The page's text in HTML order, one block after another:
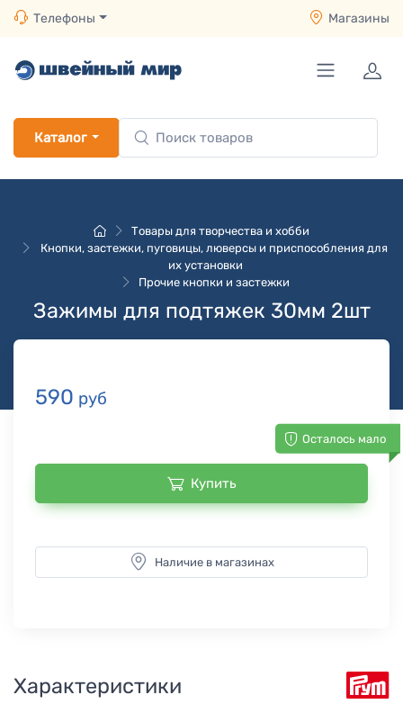
Телефоны Магазины
Каталог
Товары для творчества и хобби
Кнопки, застежки, пуговицы, люверсы и приспособления для
их установки
Прочие кнопки и застежки
Зажимы для подтяжек 30мм 2шт
590 руб
Осталось мало
Купить
Наличие в магазинах
Характеристики